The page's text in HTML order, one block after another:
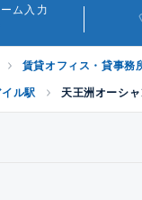
ム入力
賃貸オフィス・貸事務
ル駅 天王洲オーシ